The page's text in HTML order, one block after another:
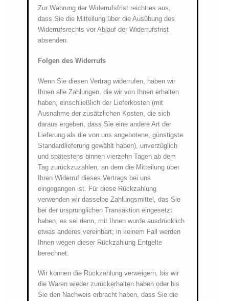
Zur Wahrung der Widerrufsfrist reicht es aus,
dass Sie die Mitteilung über die Ausübung des
Widerrufsrechts vor Ablauf der Widerrufsfrist
absenden.
Folgen des Widerrufs
Wenn Sie diesen Vertrag widerrufen, haben wir
Ihnen alle Zahlungen, die wir von Ihnen erhalten
haben, einschließlich der Lieferkosten (mit
Ausnahme der zusätzlichen Kosten, die sich
daraus ergeben, dass Sie eine andere Art der
Lieferung als die von uns angebotene, günstigste
Standardlieferung gewählt haben), unverzüglich
und spätestens binnen vierzehn Tagen ab dem
Tag zurückzuzahlen, an dem die Mitteilung über
Ihren Widerruf dieses Vertrags bei uns
eingegangen ist. Für diese Rückzahlung
verwenden wir dasselbe Zahlungsmittel, das Sie
bei der ursprünglichen Transaktion eingesetzt
haben, es sei denn, mit Ihnen wurde ausdrücklich
etwas anderes vereinbart; in keinem Fall werden
Ihnen wegen dieser Rückzahlung Entgelte
berechnet.
Wir können die Rückzahlung verweigern, bis wir
die Waren wieder zurückerhalten haben oder bis
Sie den Nachweis erbracht haben, dass Sie die